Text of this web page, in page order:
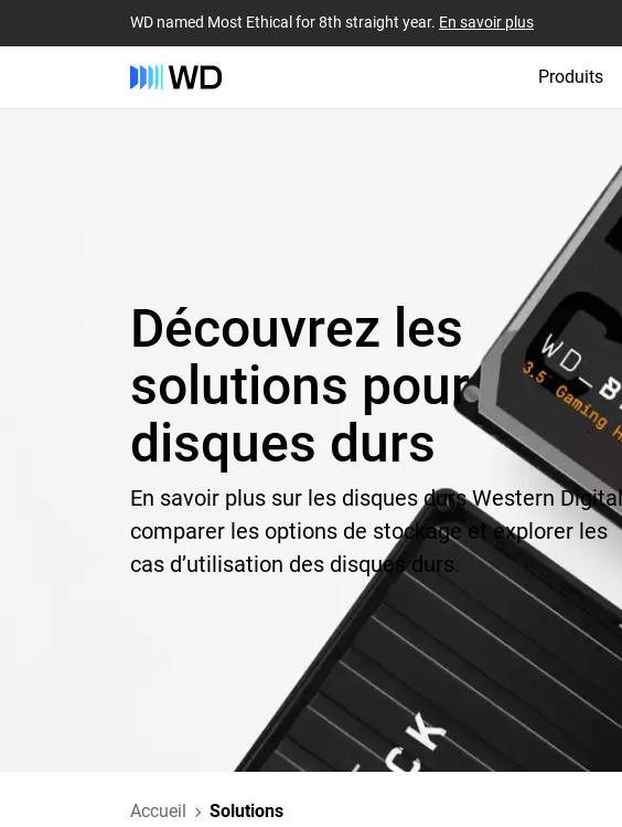
WD named Most Ethical for 8th straight year. En savoir plus
Produits
Découvrez les
solutions pour
disques durs
En savoir plus sur les disques durs Western
comparer les options de stockage et explorer les
cas d’utilisation des disques durs.
Accueil Solutions